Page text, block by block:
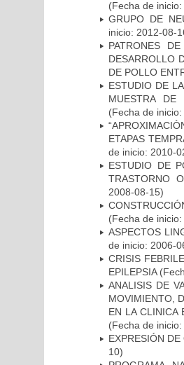
(Fecha de
GRUPO DE
inicio: 2012-08-
PATRONES
DESARROLLO
DE POLLO
ESTUDIO DE
MUESTRA DE
(Fecha de
ETAPAS
de inicio: 2010-
ESTUDIO DE
TRASTORNO
2008-08-15)
(Fecha de
ASPECTOS
de inicio: 2006-
CRISIS
EPILEPSIA
ANALISIS DE
MOVIMIENTO,
EN LA CLINICA
(Fecha de
EXPRESIÓN
10)